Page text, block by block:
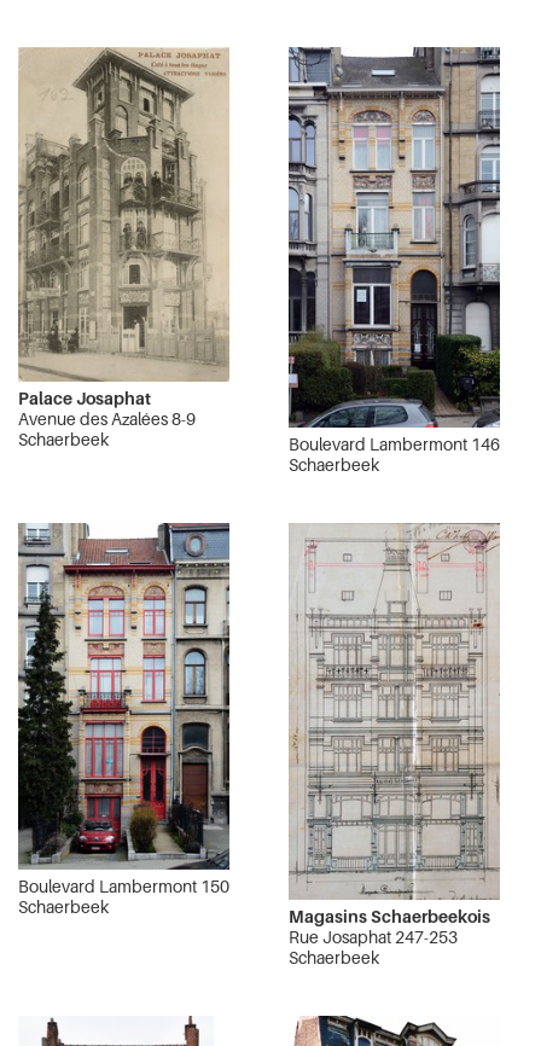
Palace Josaphat
Avenue des Azalées 8-9
Schaerbeek
Boulevard Lambermont 146
Schaerbeek
Boulevard Lambermont 150
Schaerbeek
Magasins Schaerbeekois
Rue Josaphat 247-253
Schaerbeek